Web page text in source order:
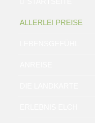
ALLERLEI PREISE